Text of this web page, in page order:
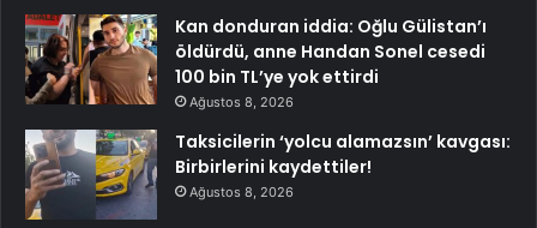
Kan donduran iddia: Oğlu Gülistan’ı
öldürdü, anne Handan Sonel cesedi
100 bin TL’ye yok ettirdi
Ağustos 8, 2026
Taksicilerin ‘yolcu alamazsın’ kavgası:
Birbirlerini kaydettiler!
Ağustos 8, 2026